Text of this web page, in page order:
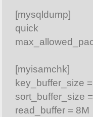
[mysqldump]
quick
[myisamchk]
key_buffer_size
sort_buffer_size
read_buffer = 8M